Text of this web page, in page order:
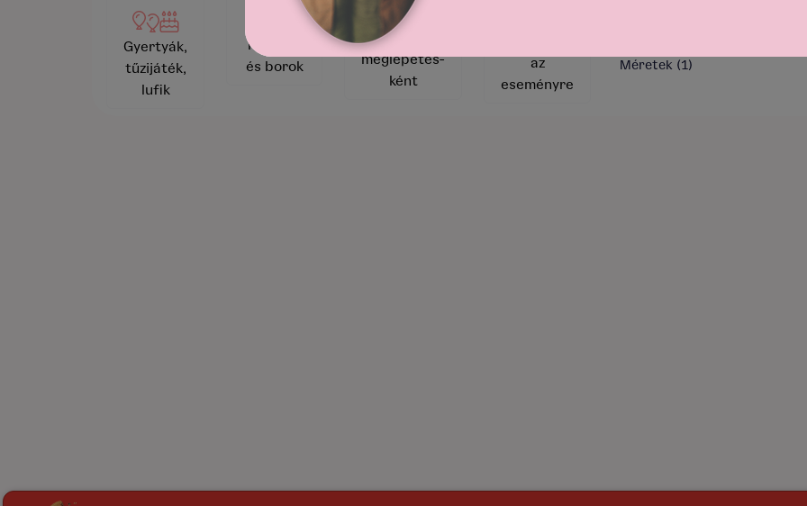
Gyertyák,
tűzijáték,
lufik
Pezsgők
és borok
Videóüzenet
meglepetés-
ként
az
eseményre
Méretek (1)